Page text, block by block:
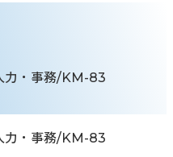
力・事務/KM-83
力・事務/KM-83